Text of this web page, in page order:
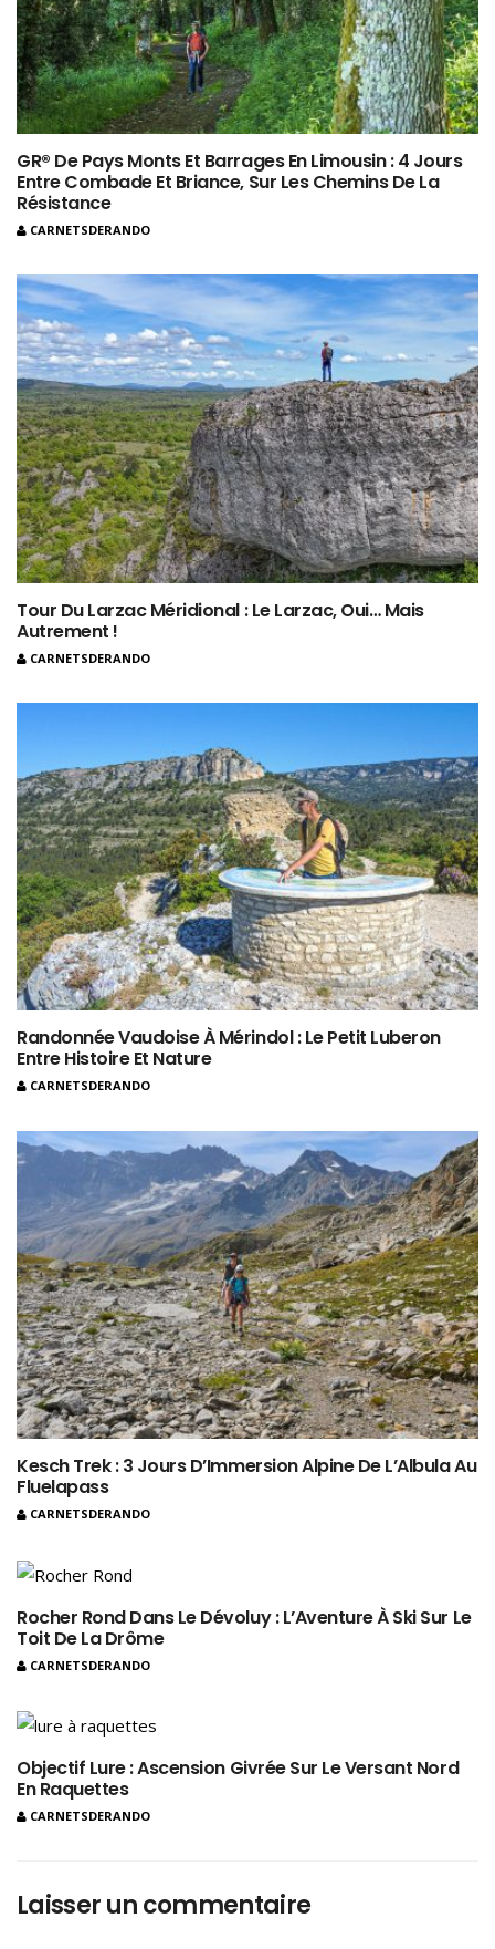
GR® De Pays Monts Et Barrages En Limousin : 4 Jours
Entre Combade Et Briance, Sur Les Chemins De La
Résistance
CARNETSDERANDO
Tour Du Larzac Méridional : Le Larzac, Oui… Mais
Autrement !
CARNETSDERANDO
Randonnée Vaudoise À Mérindol : Le Petit Luberon
Entre Histoire Et Nature
CARNETSDERANDO
Kesch Trek : 3 Jours D’Immersion Alpine De L’Albula Au
Fluelapass
CARNETSDERANDO
Rocher Rond Dans Le Dévoluy : L’Aventure À Ski Sur Le
Toit De La Drôme
CARNETSDERANDO
Objectif Lure : Ascension Givrée Sur Le Versant Nord
En Raquettes
CARNETSDERANDO
Laisser un commentaire